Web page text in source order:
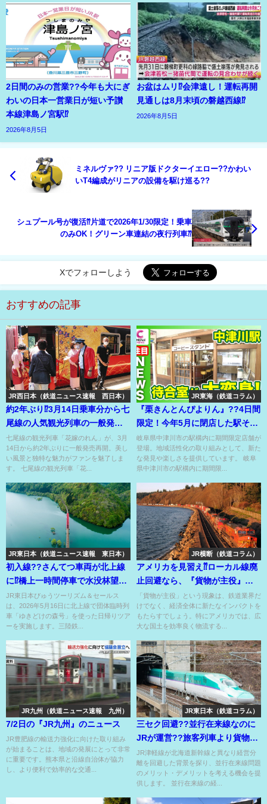
2日間のみの営業??今年も大にぎ
わいの日本一営業日が短い予讃
本線津島ノ宮駅⁉
2026年8月5日
お盆はムリ⁉会津遠し！運転再開
見通しは8月末頃の磐越西線⁉
2026年8月5日
ミネルヴァ?? リニア版ドクターイエロー??かわい
いT4編成がリニアの設備を駆け巡る??
シュプール号が復活⁇片道で2026年1/30限定！乗車
のみOK！グリーン車連結の夜行列車⁇
Xでフォローしよう
おすすめの記事
JR西日本（鉄道ニュース速報 西日本）
約2年ぶり⁉3月14日乗車分から七
尾線の人気観光列車の一般発売
再開⁉
七尾線の観光列車「花嫁のれん」が、3月
14日から約2年ぶりに一般発売再開。美し
い風景と独特な魅力がファンを魅了しま
す。 七尾線の観光列車「花...
JR東海（鉄道コラム）
『栗きんとんぴよりん』??4日間
限定！今年5月に閉店した駅そば
の名店の空き店舗を活用⁉
岐阜県中津川市の駅構内に期間限定店舗が
登場。地域活性化の取り組みとして、新た
な発見や楽しさを提供しています。 岐阜
県中津川市の駅構内に期間限...
JR東日本（鉄道ニュース速報 東日本）
初入線??さんてつ車両が北上線
に⁉橋上一時間停車で水没林望
む??温泉や名物グルメも⁉
JR東日本びゅうツーリズム＆セールス
は、2026年5月16日に北上線で団体臨時列
車「ゆきどけの森号」を使った日帰りツア
ーを実施します。三陸鉄...
JR横断（鉄道コラム）
アメリカを見習え⁇ローカル線廃
止回避なら、『貨物が主役』も
アリじゃね？
「貨物が主役」という現象は、鉄道業界だ
けでなく、経済全体に新たなインパクトを
もたらすでしょう。特にアメリカでは、広
大な国土を効率良く物流する...
JR九州（鉄道ニュース速報 九州）
7/2日の『JR九州』のニュース
JR豊肥線の輸送力強化に向けた取り組み
が始まることは、地域の発展にとって非常
に重要です。熊本県と沿線自治体が協力
し、より便利で効率的な交通...
JR東日本（鉄道コラム）
三セク回避??並行在来線なのに
JRが運営??旅客列車より貨物列
車が重要な路線??
JR津軽線が北海道新幹線と異なり経営分
離を回避した背景を探り、並行在来線問題
のメリット・デメリットを考える機会を提
供します。 並行在来線の経...